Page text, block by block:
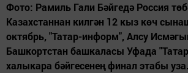
Фото: Рамиль Гали Бәйгедә Россия
Казахстаннан килгән 12 кыз көч
октябрь, "Татар-информ", Алсу
Башкортстан башкаласы Уфада
халыкара бәйгесенең финал этабы